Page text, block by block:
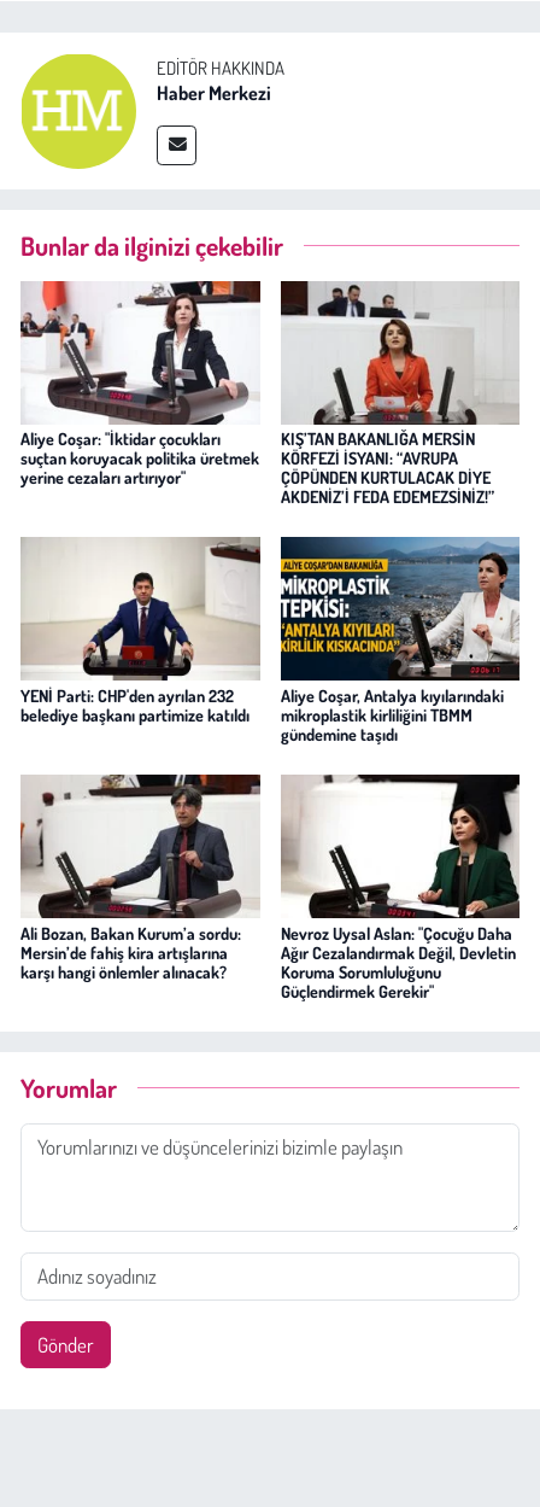
EDITÖR HAKKINDA
Haber Merkezi
Bunlar da ilginizi çekebilir
Aliye Coşar: "İktidar çocukları
suçtan koruyacak politika üretmek
yerine cezaları artırıyor"
KIŞ’TAN BAKANLIĞA MERSİN
KÖRFEZİ İSYANI: “AVRUPA
ÇÖPÜNDEN KURTULACAK DİYE
AKDENİZ’İ FEDA EDEMEZSİNİZ!”
YENİ Parti: CHP'den ayrılan 232
belediye başkanı partimize katıldı
Aliye Coşar, Antalya kıyılarındaki
mikroplastik kirliliğini TBMM
gündemine taşıdı
Ali Bozan, Bakan Kurum’a sordu:
Mersin’de fahiş kira artışlarına
karşı hangi önlemler alınacak?
Nevroz Uysal Aslan: "Çocuğu Daha
Ağır Cezalandırmak Değil, Devletin
Koruma Sorumluluğunu
Güçlendirmek Gerekir"
Yorumlar
Gönder